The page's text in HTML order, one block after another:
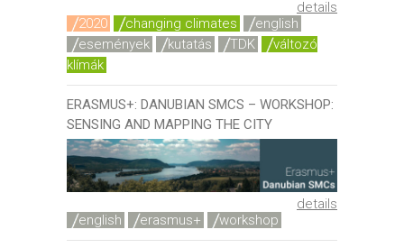
details
2020
changing climates
english
események
kutatás TDK
változó
klímák
ERASMUS+: DANUBIAN SMCS – WORKSHOP:
SENSING AND MAPPING THE CITY
details
english
erasmus+ workshop